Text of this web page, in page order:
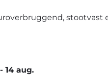
stootvast
- 14 aug.